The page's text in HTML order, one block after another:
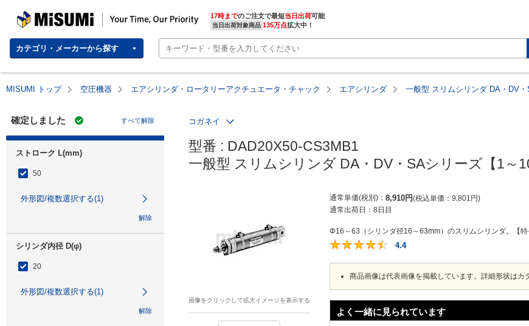
MISUMI | Your Time, Our Priority 17時までのご注文で最短当日出荷
当日出荷対象商品 135万点拡大中！
カテゴリ・メーカーから探す
MISUMI トップ 空圧機器 エアシリンダ・ロータリーアクチュエータ・チャック エアシリンダ 一般型 スリムシリンダ DA・DV
確定しました すべて解除
ストローク L(mm)
50
外形図/複数選択する(1)
解除
シリンダ内径 D(φ)
20
外形図/複数選択する(1)
解除
コガネイ
型番 : DAD20X50-CS3MB1
一般型 スリムシリンダ DA・DV・SAシリーズ【1～
画像をクリックして拡大イメージを表示する
通常単価(税別) 8,910円 税込単価 9,801 円
通常出荷日： 8日目
Φ16～63（シリンダ径16～63mm）のスリムシリンダ。【
4.4
商品画像は代表画像を掲載しています。詳細形状はカ
よく一緒に見られています